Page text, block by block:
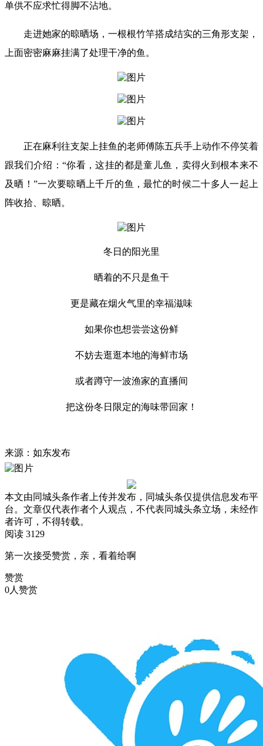
单供不应求忙得脚不沾地。
走进她家的晾晒场，一根根竹竿搭成结实的三角形支架，
上面密密麻麻挂满了处理干净的鱼。
正在麻利往支架上挂鱼的老师傅陈五兵手上动作不停笑着
跟我们介绍：“你看，这挂的都是童儿鱼，卖得火到根本来不
及晒！”一次要晾晒上千斤的鱼，最忙的时候二十多人一起上
阵收拾、晾晒。
冬日的阳光里
晒着的不只是鱼干
更是藏在烟火气里的幸福滋味
如果你也想尝尝这份鲜
不妨去逛逛本地的海鲜市场
或者蹲守一波渔家的直播间
把这份冬日限定的海味带回家！
来源：如东发布
本文由同城头条作者上传并发布，同城头条仅提供信息发布平
台。文章仅代表作者个人观点，不代表同城头条立场，未经作
者许可，不得转载。
阅读 3129
第一次接受赞赏，亲，看着给啊
赞赏
0人赞赏